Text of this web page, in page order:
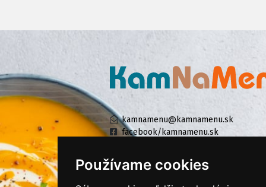
Používame cookies
kamnamenu@kamnamenu.sk
facebook/kamnamenu.sk